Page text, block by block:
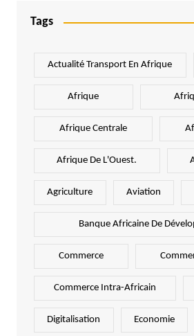
Tags
Actualité Transport En Afrique
Afrique
Afrique Centrale
Afrique De L'Ouest.
Agriculture Aviation
Banque Africaine De
Commerce
Commerce Intra-Africain
Digitalisation Economie